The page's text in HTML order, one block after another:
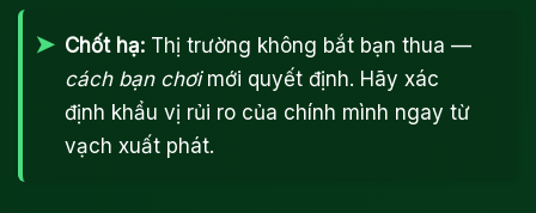
Chốt hạ: Thị trường không bắt bạn thua —
cách bạn chơimới quyết định. Hãy xác
định khẩu vị rủi ro của chính mình ngay từ
vạch xuất phát.